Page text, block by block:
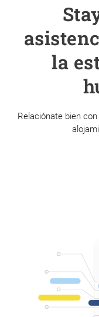
la
Relaciónate bien